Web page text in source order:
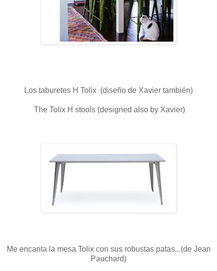
Los taburetes H Tolix (diseño de Xavier también)
The Tolix H stools (designed also by Xavier)
Me encanta la mesa Tolix con sus robustas patas...(de Jean
Pauchard)